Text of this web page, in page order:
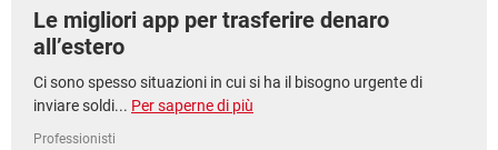
Le migliori app per trasferire denaro
all’estero
Ci sono spesso situazioni in cui si ha il bisogno urgente di
inviare soldi... Per saperne di più
Professionisti